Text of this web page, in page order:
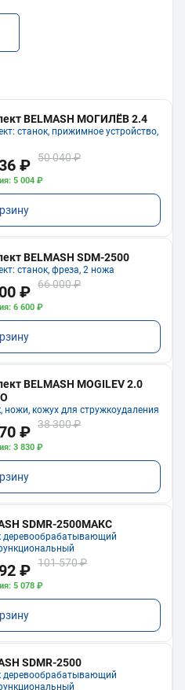
BELMASH МОГИЛЁВ 2.4
станок, прижимное устройство,
₽ 50 040 ₽
5 004 ₽
BELMASH SDM-2500
станок, фреза, 2 ножа
₽ 66 000 ₽
6 600 ₽
BELMASH MOGILEV 2.0
ножи, кожух для стружкоудаления
₽ 38 300 ₽
3 830 ₽
SDMR-2500МАКС
деревообрабатывающий
₽ 101 570 ₽
5 078 ₽
SDMR-2500
деревообрабатывающий